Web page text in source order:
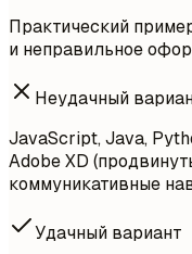
Практический
и неправильное
Неудачный
JavaScript, Java,
Adobe XD
коммуникативные
Удачный вариант